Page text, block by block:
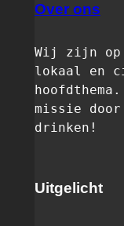
Over ons
Wij zijn op
lokaal en
missie
drinken!
Uitgelicht